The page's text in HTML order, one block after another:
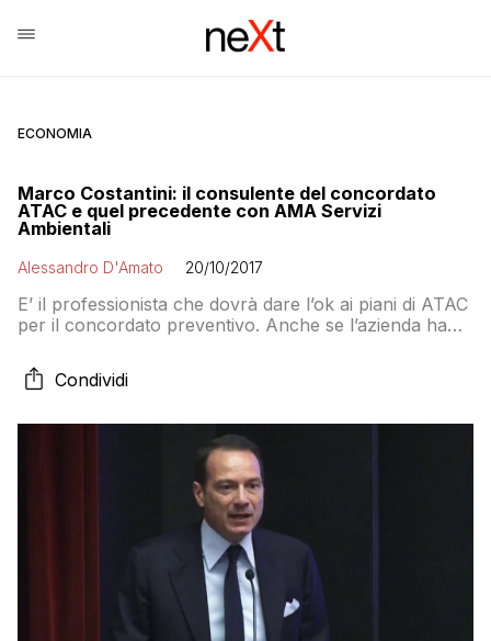
ECONOMIA
Marco Costantini: il consulente del concordato
ATAC e quel precedente con AMA Servizi
Ambientali
Alessandro D'Amato 20/10/2017
E’ il professionista che dovrà dare l’ok ai piani di ATAC
per il concordato preventivo. Anche se l’azienda ha
diretto. Ma ha svolto lo stesso ruolo anche per AMA
Servizi Ambientali. In una procedura che non è andata
Condividi